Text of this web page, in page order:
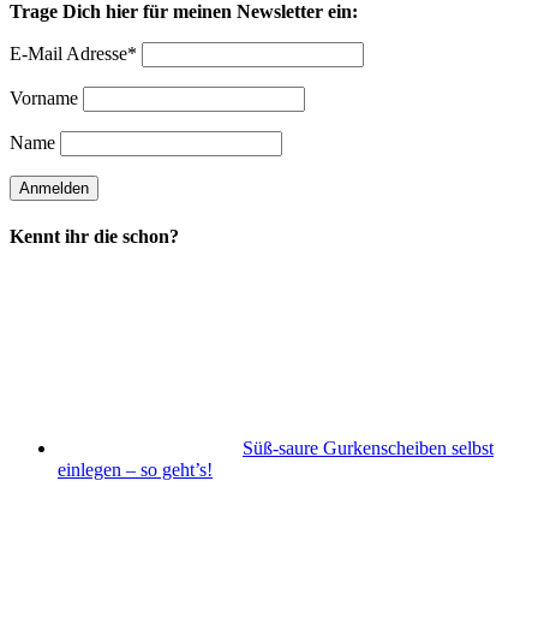
Trage Dich hier für meinen Newsletter ein:
E-Mail Adresse*
Vorname
Name
Kennt ihr die schon?
Süß-saure Gurkenscheiben selbst
einlegen – so geht’s!